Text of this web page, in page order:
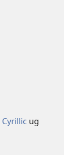
Cyrillic ug